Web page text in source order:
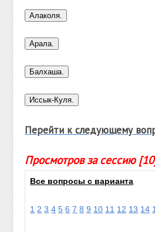
Перейти к следующему
Просмотров за сессию
Все вопросы с варианта
1 2 3 4 5 6 7 8 9 10 11 12 13 14